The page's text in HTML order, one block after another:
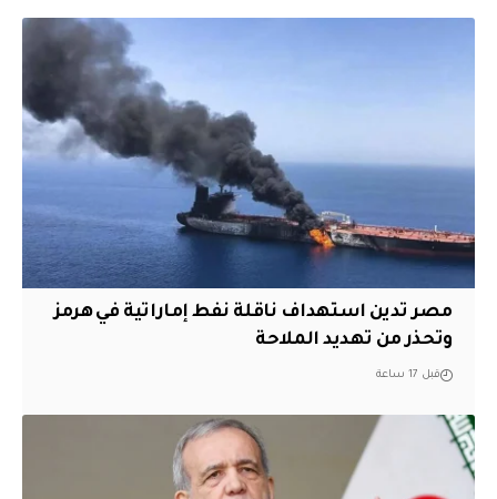
مصر تدين استهداف ناقلة نفط إماراتية في هرمز
وتحذر من تهديد الملاحة
قبل 17 ساعة